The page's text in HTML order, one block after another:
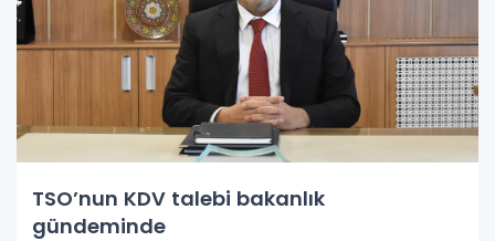
TSO’nun KDV talebi bakanlık
gündeminde